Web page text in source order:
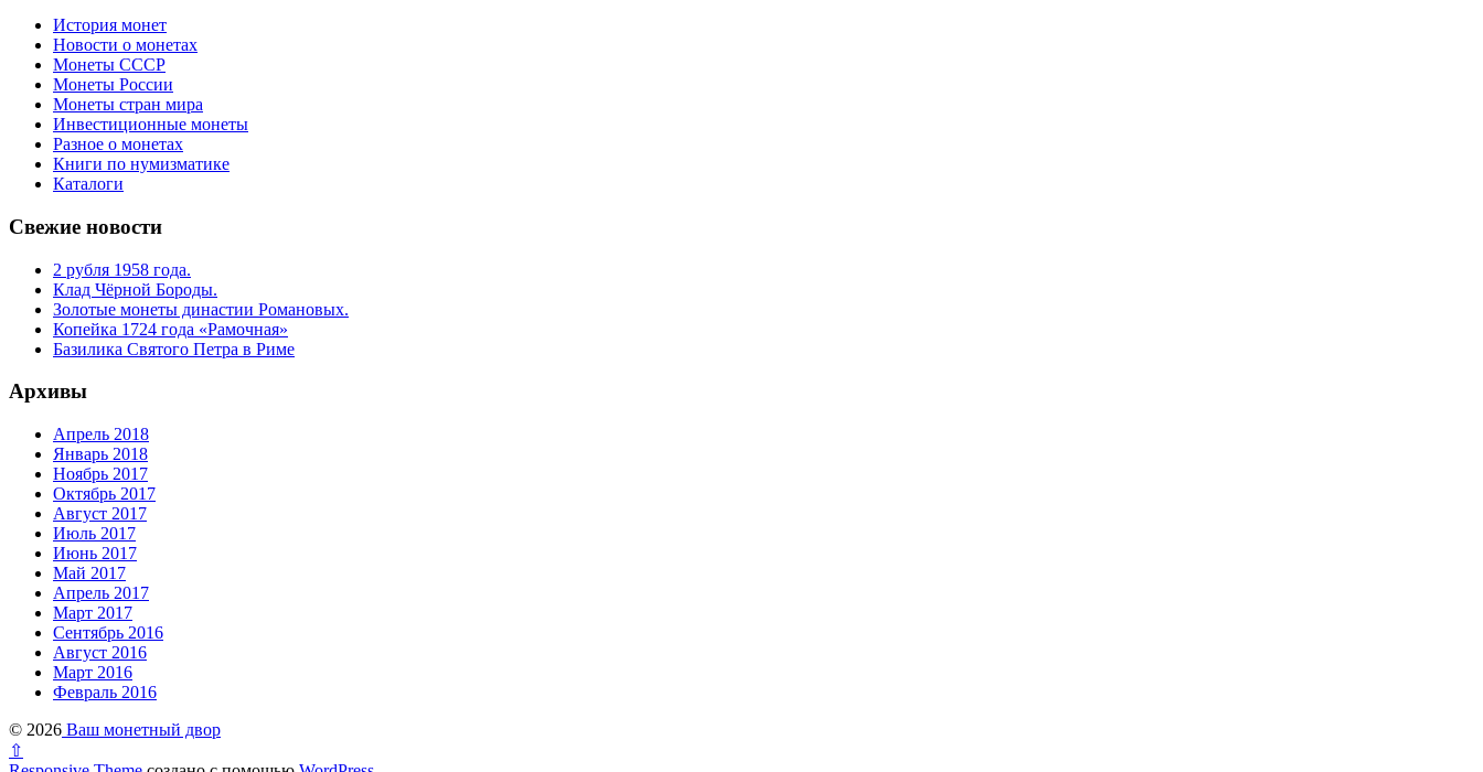
История монет
Новости о монетах
Монеты СССР
Монеты России
Монеты стран мира
Инвестиционные монеты
Разное о монетах
Книги по нумизматике
Каталоги
Свежие новости
2 рубля 1958 года.
Клад Чёрной Бороды.
Золотые монеты династии Романовых.
Копейка 1724 года «Рамочная»
Базилика Святого Петра в Риме
Архивы
Апрель 2018
Январь 2018
Ноябрь 2017
Октябрь 2017
Август 2017
Июль 2017
Июнь 2017
Май 2017
Апрель 2017
Март 2017
Сентябрь 2016
Август 2016
Март 2016
Февраль 2016
© 2026 Ваш монетный двор
⇧